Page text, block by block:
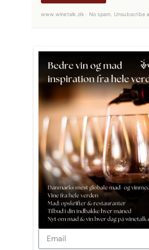
www.winetalk.dk · No spam. Unsubscribe